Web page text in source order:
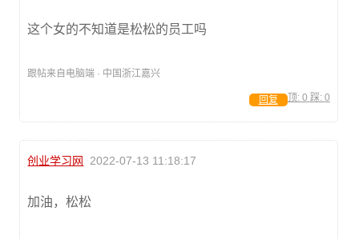
这个女的不知道是松松的员工吗
跟帖来自电脑端 · 中国浙江嘉兴
顶: 0 踩: 0
回复
创业学习网 2022-07-13 11:18:17
加油，松松